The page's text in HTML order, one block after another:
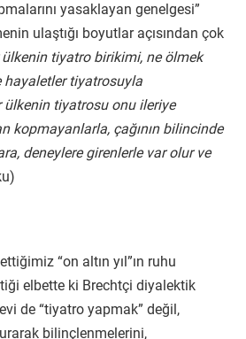
yasaklayan genelgesi”
ulaştığı boyutlar açısından çok
ülkenin tiyatro birikimi, ne ölmek
hayaletler tiyatrosuyla
ülkenin tiyatrosu onu ileriye
kopmayanlarla, çağının bilincinde
deneylere girenlerle var olur ve
“on altın yıl”ın ruhu
elbette ki Brechtçi diyalektik
de “tiyatro yapmak” değil,
bilinçlenmelerini,